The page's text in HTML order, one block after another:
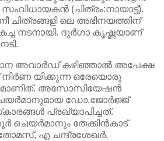
സംവിധായകന്‍ (ചിത്രം:നായാട്ട്).
ചിത്രങ്ങളി ലെ അഭിനയത്തിന്
നടനായി. ദുര്‍ഗാ കൃഷ്ണയാണ്
അവാര്‍ഡ് കഴിഞ്ഞാല്‍ അപേക്ഷ
നിര്‍ണ യിക്കുന്ന ഒരേയൊരു
അസോസിയേഷന്‍
ഡോ.ജോര്‍ജ്ജ്
പ്രഖ്യാപിച്ചത്.
തേക്കിന്‍കാട്
എ ചന്ദ്രശേഖര്‍,